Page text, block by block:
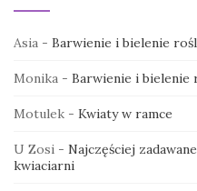
Asia - Barwienie i bielenie
Monika - Barwienie i bielenie
Motulek - Kwiaty w ramce
U Zosi - Najczęściej
kwiaciarni